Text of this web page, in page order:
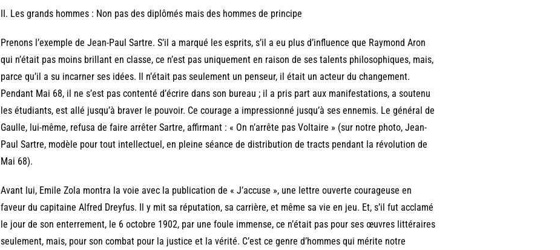
II. Les grands hommes : Non pas des diplômés mais des hommes de principe
Prenons l’exemple de Jean-Paul Sartre. S’il a marqué les esprits, s’il a eu plus d’influence que Raymond Aron
qui n’était pas moins brillant en classe, ce n’est pas uniquement en raison de ses talents philosophiques, mais,
parce qu’il a su incarner ses idées. Il n’était pas seulement un penseur, il était un acteur du changement.
Pendant Mai 68, il ne s’est pas contenté d’écrire dans son bureau ; il a pris part aux manifestations, a soutenu
les étudiants, est allé jusqu’à braver le pouvoir. Ce courage a impressionné jusqu’à ses ennemis. Le général de
Gaulle, lui-même, refusa de faire arrêter Sartre, affirmant : « On n’arrête pas Voltaire » (sur notre photo, Jean-
Paul Sartre, modèle pour tout intellectuel, en pleine séance de distribution de tracts pendant la révolution de
Mai 68).
Avant lui, Emile Zola montra la voie avec la publication de « J’accuse », une lettre ouverte courageuse en
faveur du capitaine Alfred Dreyfus. Il y mit sa réputation, sa carrière, et même sa vie en jeu. Et, s’il fut acclamé
le jour de son enterrement, le 6 octobre 1902, par une foule immense, ce n’était pas pour ses œuvres littéraires
seulement, mais, pour son combat pour la justice et la vérité. C’est ce genre d’hommes qui mérite notre